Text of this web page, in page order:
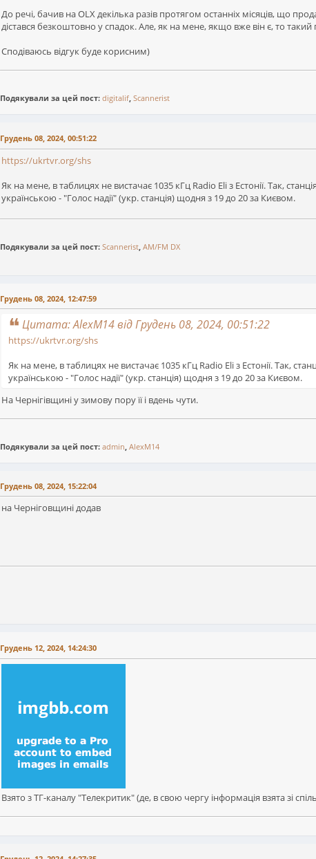
До речі, бачив на OLX декілька разів протягом останніх місяців, що
дістався безкоштовно у спадок. Але, як на мене, якщо вже він є, то
Сподіваюсь відгук буде корисним)
Подякували за цей пост: digitalif Scannerist
Грудень 08, 2024, 00:51:22
https://ukrtvr.org/shs
Як на мене, в таблицях не вистачає 1035 кГц Radio Eli з Естонії. Так,
українською - "Голос надії" (укр. станція) щодня з 19 до 20 за Києвом.
Подякували за цей пост: Scannerist AM/FM DX
Грудень 08, 2024, 12:47:59
Цитата: AlexM14 від Грудень 08, 2024, 00:51:22
https://ukrtvr.org/shs
Як на мене, в таблицях не вистачає 1035 кГц Radio Eli з Естонії. Так,
українською - "Голос надії" (укр. станція) щодня з 19 до 20 за Києвом.
На Чернігівщині у зимову пору її і вдень чути.
Подякували за цей пост: admin AlexM14
Грудень 08, 2024, 15:22:04
на Черніговщині додав
Грудень 12, 2024, 14:24:30
Взято з ТГ-каналу "Телекритик" (де, в свою чергу інформація взята зі